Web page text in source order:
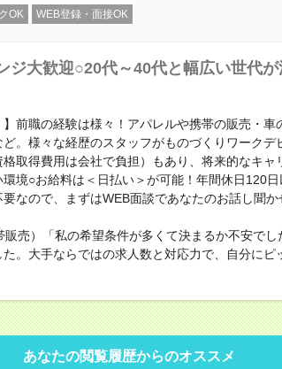
OK WEB登録・面接OK
ジ大歓迎○20代～40代と幅広い世代
】前職の経験は様々！アパレルや携帯の販売・
。様々な経歴のスタッフがものづくりワークデ
取得費用は会社で負担）もあり、将来的なキャ
境○お給料は＜日払い＞が可能！年間休日120
なので、まずはWEB面談であなたのお話し聞か
売）「私の希望条件が多くて決まるか不安でし
。大手ならではの求人数と対応力で、自分にピ
あなたの閲覧履歴からのオススメ